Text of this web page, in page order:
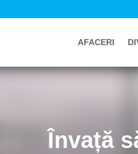
AFACERI
Învață